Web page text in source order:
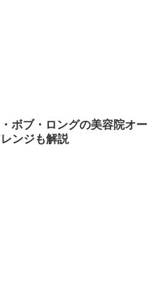
ボブ・ロングの美容院オー
ンジも解説